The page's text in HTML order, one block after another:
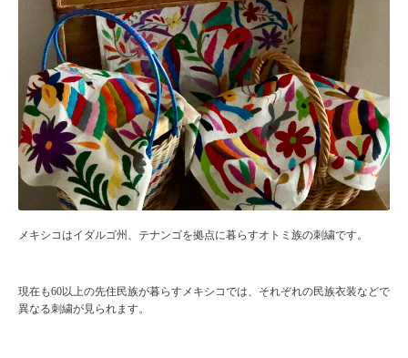
メキシコはイダルゴ州、テナンゴを拠点に暮らすオトミ族の刺繍です。
現在も60以上の先住民族が暮らすメキシコでは、それぞれの民族衣装などで
異なる刺繍が見られます。